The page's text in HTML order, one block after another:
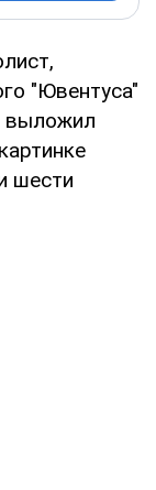
"Ювентуса"
выложил
шести